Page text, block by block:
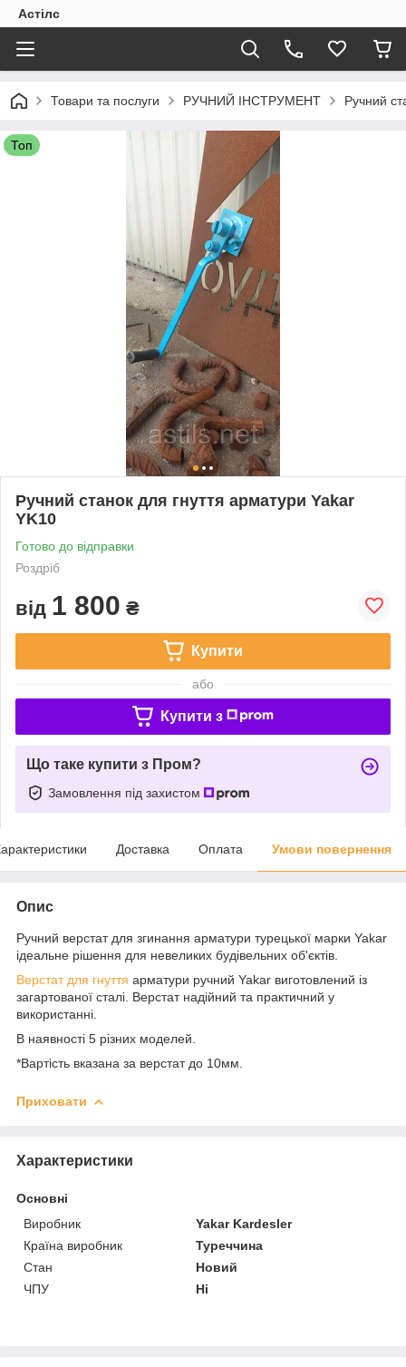
Астілс
Товари та послуги РУЧНИЙ ІНСТРУМЕНТ Ручний
Топ
Ручний станок для гнуття арматури Yakar
YK10
Готово до відправки
Роздріб
від 1 800 ₴
Купити
або
Купити з
Що таке купити з Пром?
Замовлення під захистом
Доставка Оплата Умови повернення
Опис
Ручний верстат для згинання арматури турецької марки Yakar
ідеальне рішення для невеликих будівельних об'єктів.
Верстат для гнуття арматури ручний Yakar виготовлений із
загартованої сталі. Верстат надійний та практичний у
використанні.
В наявності 5 різних моделей.
*Вартість вказана за верстат до 10мм.
Приховати
Характеристики
Основні
Виробник
Yakar Kardesler
Країна виробник
Туреччина
Стан
Новий
ЧПУ
Ні